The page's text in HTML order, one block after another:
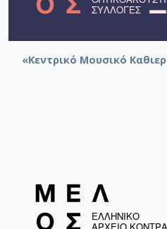
«Κεντρικό Μουσικό